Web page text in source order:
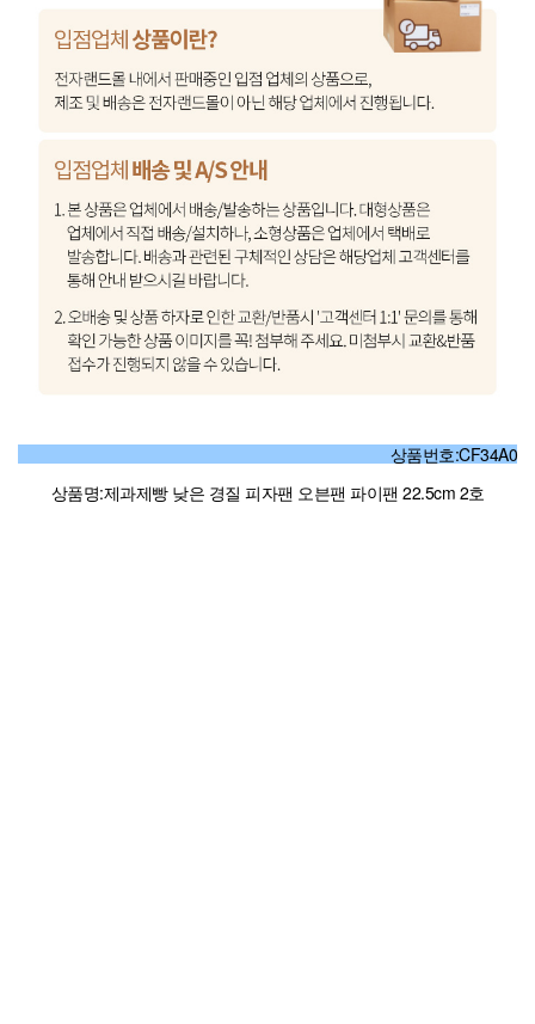
상품번호:CF34A0
상품명:제과제빵 낮은 경질 피자팬 오븐팬 파이팬 22.5cm 2호